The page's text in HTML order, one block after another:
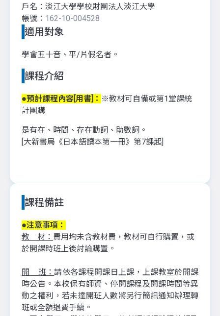
戶名：淡江大學學校財團法人淡江大學
帳號： 162-10-004528
適用對象
學會五十音、平/片假名者。
課程介紹
●預計課程內容[用書]： ※教材可自備或第1堂課統
計團購
是有在、時間、存在動詞、助數詞 。
[大新書局《日本語讀本第一冊》第7課起]
課程備註
●注意事項：
教 材： 費用均未含教材費，教材可自行購置，或
於開課時班上後討論購置。
開 班：請依各課程開課日上課，上課教室於開課
時公告。本校保有師資、停開課程及開課時間等異
動之權利，若未達開班人數將另行簡訊通知辦理轉
班或全額退費手續。